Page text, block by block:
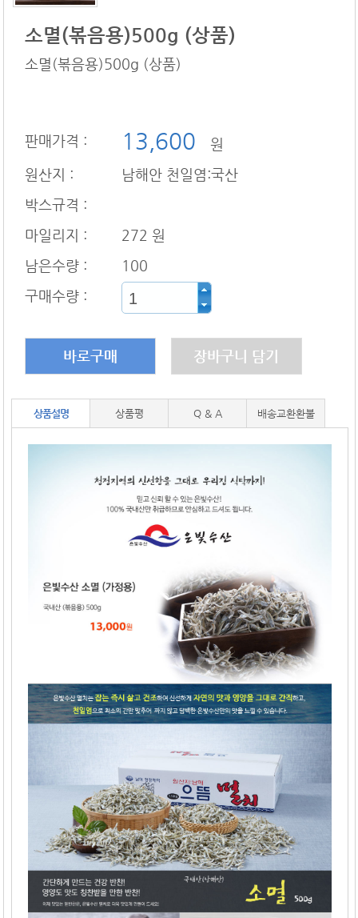
소멸(볶음용)500g (상품)
소멸(볶음용)500g (상품)
판매가격 : 13,600
원
원산지 :
남해안 천일염:국산
박스규격 :
마일리지 :
272 원
남은수량 :
100
구매수량 :
바로구매 장바구니 담기
상품설명 상품평 Q & A 배송교환환불